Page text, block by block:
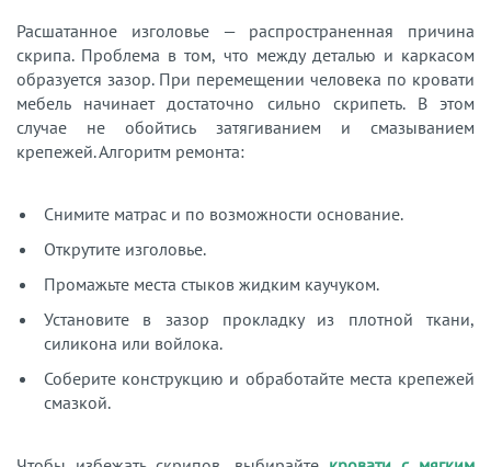
Расшатанное изголовье — распространенная причина
скрипа. Проблема в том, что между деталью и каркасом
образуется зазор. При перемещении человека по кровати
мебель начинает достаточно сильно скрипеть. В этом
случае не обойтись затягиванием и смазыванием
крепежей. Алгоритм ремонта:
Снимите матрас и по возможности основание.
Открутите изголовье.
Промажьте места стыков жидким каучуком.
Установите в зазор прокладку из плотной ткани,
силикона или войлока.
Соберите конструкцию и обработайте места крепежей
смазкой.